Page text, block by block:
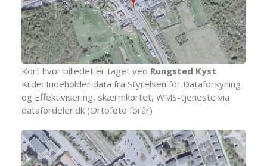
Kort hvor billedet er taget ved Rungsted Kyst
Kilde: Indeholder data fra Styrelsen for Dataforsyning
og Effektivisering, skærmkortet, WMS-tjeneste via
datafordeler.dk (Ortofoto forår)